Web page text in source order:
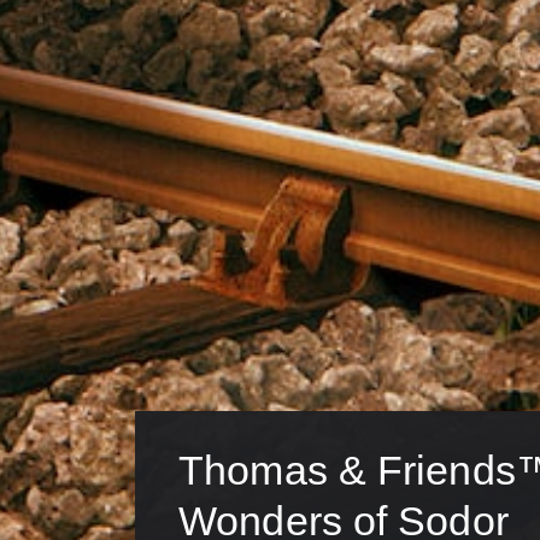
Thomas &
Wonders of Sodor